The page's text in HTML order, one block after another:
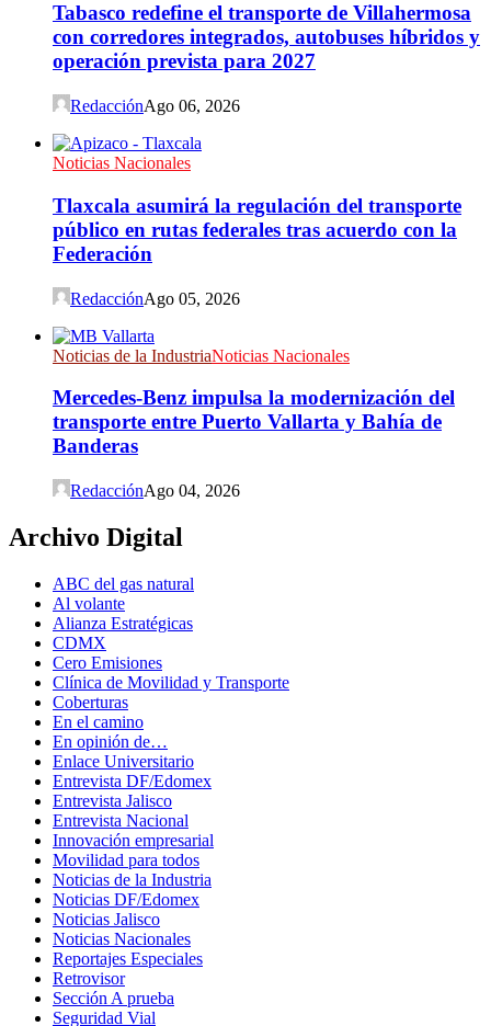
Tabasco redefine el transporte de Villahermosa
con corredores integrados, autobuses híbridos y
operación prevista para 2027
RedacciónAgo 06, 2026
Noticias Nacionales
Tlaxcala asumirá la regulación del transporte
público en rutas federales tras acuerdo con la
Federación
RedacciónAgo 05, 2026
Noticias de la IndustriaNoticias Nacionales
Mercedes-Benz impulsa la modernización del
transporte entre Puerto Vallarta y Bahía de
Banderas
RedacciónAgo 04, 2026
Archivo Digital
ABC del gas natural
Al volante
Alianza Estratégicas
CDMX
Cero Emisiones
Clínica de Movilidad y Transporte
Coberturas
En el camino
En opinión de…
Enlace Universitario
Entrevista DF/Edomex
Entrevista Jalisco
Entrevista Nacional
Innovación empresarial
Movilidad para todos
Noticias de la Industria
Noticias DF/Edomex
Noticias Jalisco
Noticias Nacionales
Reportajes Especiales
Retrovisor
Sección A prueba
Seguridad Vial